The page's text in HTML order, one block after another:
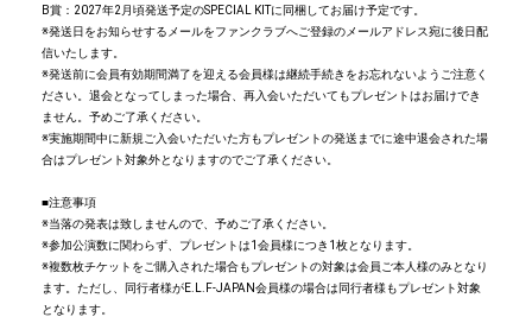
B賞：2027年2月頃発送予定のSPECIAL KITに同梱してお届け予定です。
※発送日をお知らせするメールをファンクラブへご登録のメールアドレス宛に後日配
信いたします。
※発送前に会員有効期間満了を迎える会員様は継続手続きをお忘れないようご注意く
ださい。退会となってしまった場合、再入会いただいてもプレゼントはお届けでき
ません。予めご了承ください。
※実施期間中に新規ご入会いただいた方もプレゼントの発送までに途中退会された場
合はプレゼント対象外となりますのでご了承ください。
■注意事項
※当落の発表は致しませんので、予めご了承ください。
※参加公演数に関わらず、プレゼントは1会員様につき1枚となります。
※複数枚チケットをご購入された場合もプレゼントの対象は会員ご本人様のみとなり
ます。ただし、同行者様がE.L.F-JAPAN会員様の場合は同行者様もプレゼント対象
となります。